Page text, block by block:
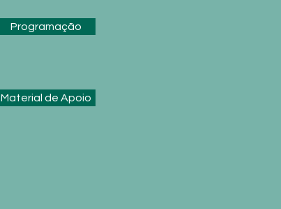
Programação
Material de Apoio